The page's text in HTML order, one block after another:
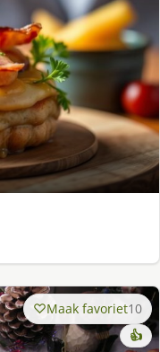
Maak favoriet10
👍